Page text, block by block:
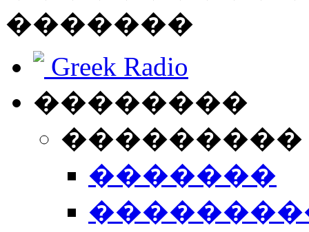
�������
Greek Radio
��������
�������